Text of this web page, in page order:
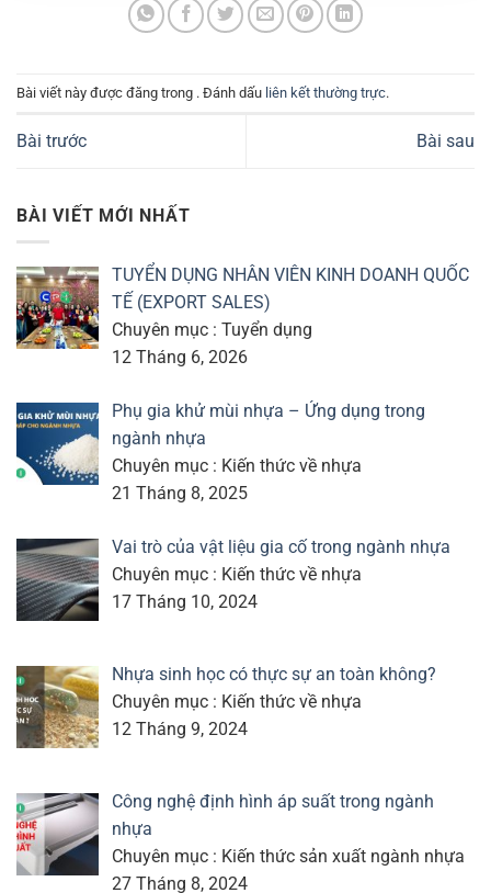
Bài viết này được đăng trong . Đánh dấu liên kết thường trực.
Bài trước Bài sau
BÀI VIẾT MỚI NHẤT
TUYỂN DỤNG NHÂN VIÊN KINH DOANH QUỐC
TẾ (EXPORT SALES)
Chuyên mục : Tuyển dụng
12 Tháng 6, 2026
Phụ gia khử mùi nhựa – Ứng dụng trong
ngành nhựa
Chuyên mục : Kiến thức về nhựa
21 Tháng 8, 2025
Vai trò của vật liệu gia cố trong ngành nhựa
Chuyên mục : Kiến thức về nhựa
17 Tháng 10, 2024
Nhựa sinh học có thực sự an toàn không?
Chuyên mục : Kiến thức về nhựa
12 Tháng 9, 2024
Công nghệ định hình áp suất trong ngành
nhựa
Chuyên mục : Kiến thức sản xuất ngành nhựa
27 Tháng 8, 2024